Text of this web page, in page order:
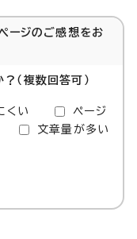
ージのご感想をお
（複数回答可）
くい
ページ
文章量が多い